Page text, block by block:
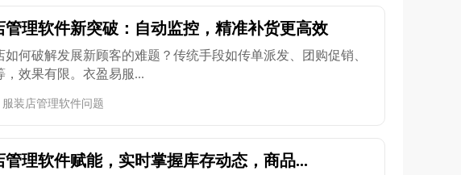
管理软件新突破：自动监控，精准补货更高效
如何破解发展新顾客的难题？传统手段如传单派发、团购促销、
，效果有限。衣盈易服...
服装店管理软件问题
管理软件赋能，实时掌握库存动态，商品...